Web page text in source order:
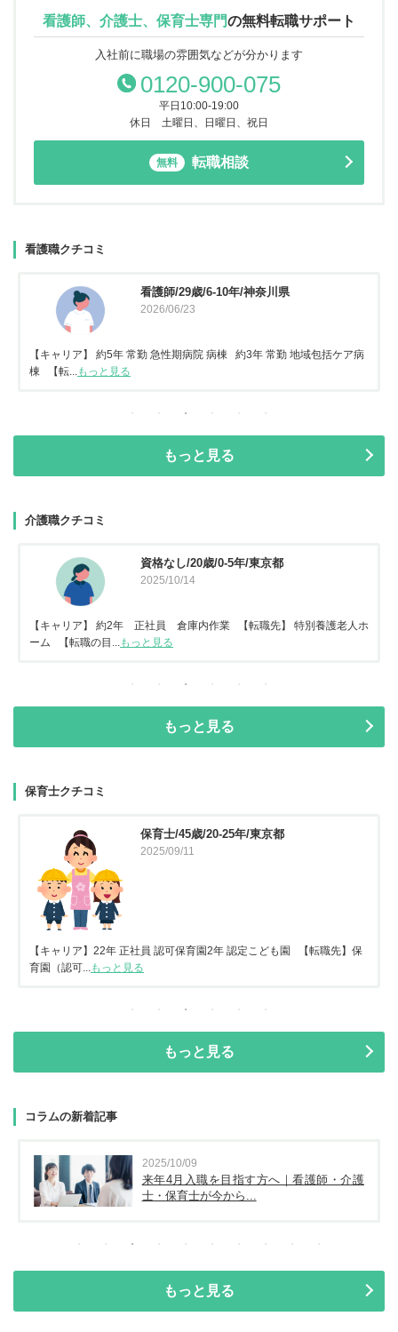
看護師、介護士、保育士専門の無料転職サポート
入社前に職場の雰囲気などが分かります
0120-900-075
平日10:00-19:00
休日 土曜日、日曜日、祝日
無料 転職相談
看護職クチコミ
看護師/29歳/6-10年/神奈川県
2026/06/23
【キャリア】 約5年 常勤 急性期病院 病棟 約3年 常勤 地域包括ケア病
棟 【転...もっと見る
もっと見る
介護職クチコミ
資格なし/20歳/0-5年/東京都
2025/10/14
【キャリア】 約2年 正社員 倉庫内作業 【転職先】 特別養護老人ホ
ーム 【転職の目...
もっと見る
もっと見る
保育士クチコミ
保育士/45歳/20-25年/東京都
2025/09/11
【キャリア】22年 正社員 認可保育園2年 認定こども園 【転職先】保
育園（認可...もっと見る
もっと見る
コラムの新着記事
2025/10/09
来年4月入職を目指す方へ｜看護師・介護
士・保育士が今から...
もっと見る